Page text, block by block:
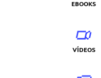
EBOOKS
VÍDEOS